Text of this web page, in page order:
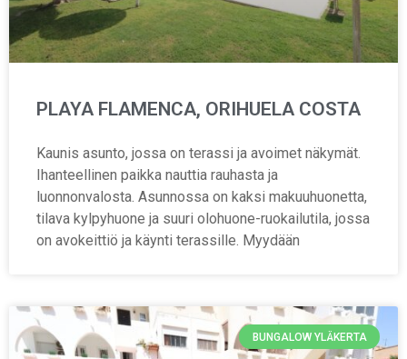
PLAYA FLAMENCA, ORIHUELA COSTA
Kaunis asunto, jossa on terassi ja avoimet näkymät.
Ihanteellinen paikka nauttia rauhasta ja
luonnonvalosta. Asunnossa on kaksi makuuhuonetta,
tilava kylpyhuone ja suuri olohuone-ruokailutila, jossa
on avokeittiö ja käynti terassille. Myydään
BUNGALOW YLÄKERTA